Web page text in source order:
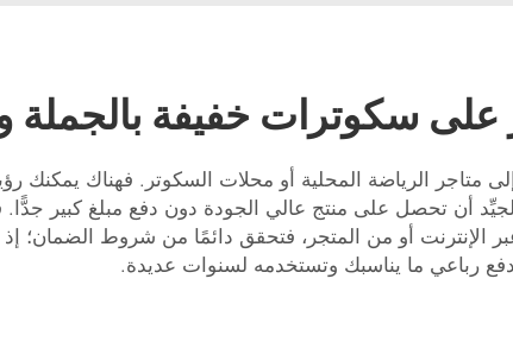
على سكوترات خفيفة بالجملة
متاجر الرياضة المحلية أو محلات السكوتر. فهناك يمكنك
أن تحصل على منتج عالي الجودة دون دفع مبلغ كبير
الإنترنت أو من المتجر، فتحقق دائمًا من شروط
رباعي ما يناسبك وتستخدمه لسنوات عديدة.